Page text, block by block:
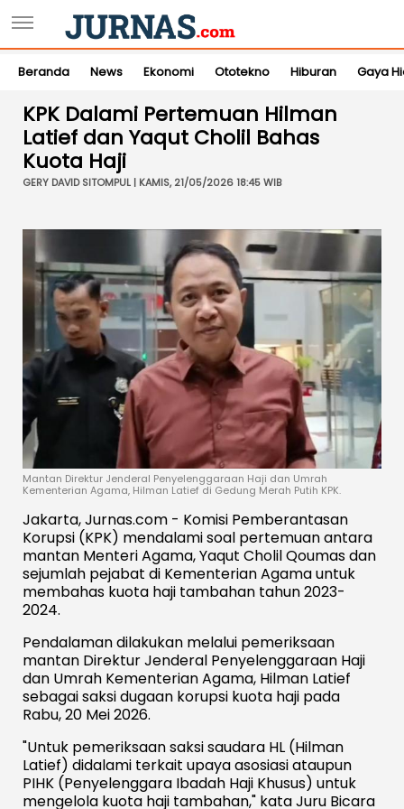
Beranda News Ekonomi Ototekno Hiburan Gaya
KPK Dalami Pertemuan Hilman
Latief dan Yaqut Cholil Bahas
Kuota Haji
GERY DAVID SITOMPUL | KAMIS, 21/05/2026 18:45 WIB
Mantan Direktur Jenderal Penyelenggaraan Haji dan Umrah
Kementerian Agama, Hilman Latief di Gedung Merah Putih KPK.
Jakarta, Jurnas.com - Komisi Pemberantasan
Korupsi (KPK) mendalami soal pertemuan antara
mantan Menteri Agama, Yaqut Cholil Qoumas dan
sejumlah pejabat di Kementerian Agama untuk
membahas kuota haji tambahan tahun 2023-
2024.
Pendalaman dilakukan melalui pemeriksaan
mantan Direktur Jenderal Penyelenggaraan Haji
dan Umrah Kementerian Agama, Hilman Latief
sebagai saksi dugaan korupsi kuota haji pada
Rabu, 20 Mei 2026.
"Untuk pemeriksaan saksi saudara HL (Hilman
Latief) didalami terkait upaya asosiasi ataupun
PIHK (Penyelenggara Ibadah Haji Khusus) untuk
mengelola kuota haji tambahan," kata Juru Bicara